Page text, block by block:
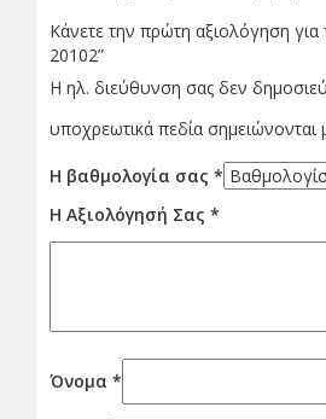
Κάνετε την πρώτη αξιολόγηση για
20102”
Η ηλ. διεύθυνση σας δεν
υποχρεωτικά πεδία σημειώνονται
Η βαθμολογία σας *
Η Αξιολόγησή Σας *
Όνομα *